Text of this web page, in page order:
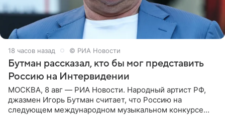
18 часов назад © РИА Новости
Бутман рассказал, кто бы мог представить
Россию на Интервидении
МОСКВА, 8 авг — РИА Новости. Народный артист РФ,
джазмен Игорь Бутман считает, что Россию на
следующем международном музыкальном конкурсе